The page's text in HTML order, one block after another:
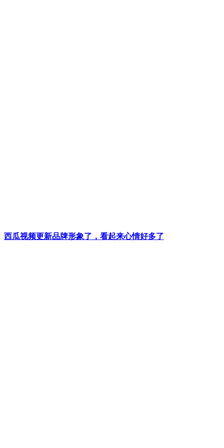
西瓜视频更新品牌形象了，看起来心情好多了